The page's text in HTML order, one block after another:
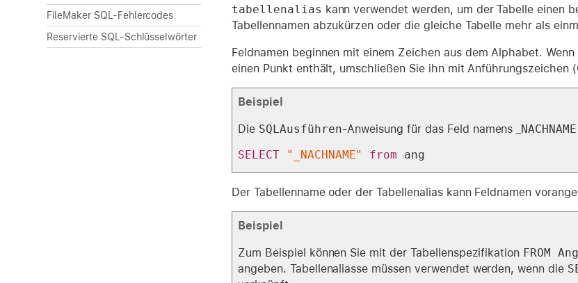
FileMaker SQL-Fehlercodes
Reservierte SQL-Schlüsselwörter
tabellenalias kann verwendet werden, um der Tabelle einen
Tabellennamen abzukürzen oder die gleiche Tabelle mehr als
Feldnamen beginnen mit einem Zeichen aus dem Alphabet.
einen Punkt enthält, umschließen Sie ihn mit Anführungszeichen
Beispiel
Die SQLAusführen-Anweisung für das Feld namens _ NACHNAME
SELECT
"_NACHNAME" from ang
Der Tabellenname oder der Tabellenalias kann Feldnamen
Beispiel
Zum Beispiel können Sie mit der Tabellenspezifikation FROM
angeben. Tabellenaliasse müssen verwendet werden, wenn die